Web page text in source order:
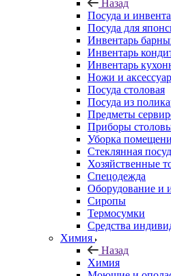
Назад
Посуда и
Посуда для
Инвентарь
Инвентарь
Инвентарь
Ножи и
Посуда столовая
Посуда из
Предметы
Приборы
Уборка
Стеклянная
Хозяйственные
Спецодежда
Оборудование и
Сиропы
Термосумки
Средства
Химия
Назад
Химия